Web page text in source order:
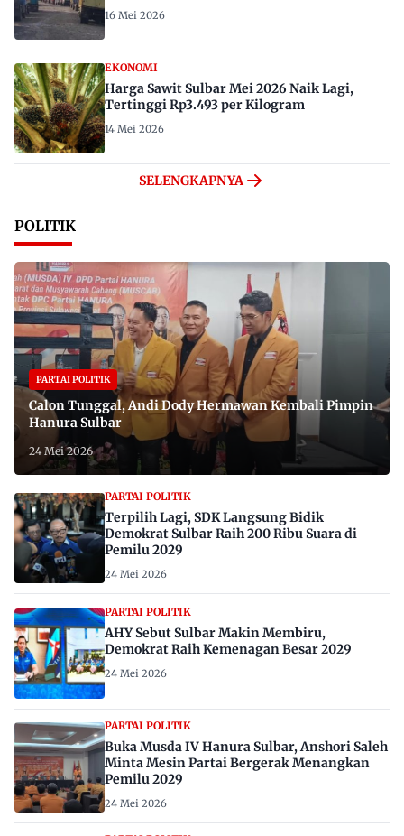
16 Mei 2026
EKONOMI
Harga Sawit Sulbar Mei 2026 Naik Lagi,
Tertinggi Rp3.493 per Kilogram
14 Mei 2026
SELENGKAPNYA
POLITIK
PARTAI POLITIK
Calon Tunggal, Andi Dody Hermawan Kembali Pimpin
Hanura Sulbar
24 Mei 2026
PARTAI POLITIK
Terpilih Lagi, SDK Langsung Bidik
Demokrat Sulbar Raih 200 Ribu Suara di
Pemilu 2029
24 Mei 2026
PARTAI POLITIK
AHY Sebut Sulbar Makin Membiru,
Demokrat Raih Kemenagan Besar 2029
24 Mei 2026
PARTAI POLITIK
Buka Musda IV Hanura Sulbar, Anshori Saleh
Minta Mesin Partai Bergerak Menangkan
Pemilu 2029
24 Mei 2026